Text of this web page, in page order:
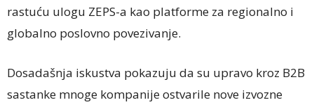
rastuću ulogu ZEPS-a kao platforme za regionalno i
globalno poslovno povezivanje.
Dosadašnja iskustva pokazuju da su upravo kroz B2B
sastanke mnoge kompanije ostvarile nove izvozne